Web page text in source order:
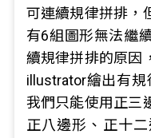
可連續規律拼排，
有6組圖形無法繼
續規律拼排的原因
illustrator繪出有
我們只能使用正三
正八邊形、正十